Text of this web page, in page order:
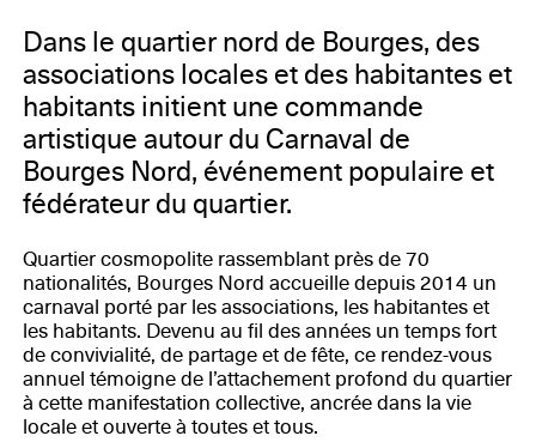
Dans le quartier nord de Bourges, des
associations locales et des habitantes et
habitants initient une commande
artistique autour du Carnaval de
Bourges Nord, événement populaire et
fédérateur du quartier.
Quartier cosmopolite rassemblant près de 70
nationalités, Bourges Nord accueille depuis 2014 un
carnaval porté par les associations, les habitantes et
les habitants. Devenu au fil des années un temps fort
de convivialité, de partage et de fête, ce rendez-vous
annuel témoigne de l’attachement profond du quartier
à cette manifestation collective, ancrée dans la vie
locale et ouverte à toutes et tous.